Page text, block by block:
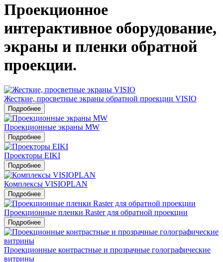
Проекционное
интерактивное оборудование,
экраны и пленки обратной
проекции.
Жесткие, просветные экраны обратной проекции VISIO
Подробнее
Проекционные экраны MW
Подробнее
Проекторы EIKI
Подробнее
Комплексы VISIOPLAN
Подробнее
Проекционные пленки Raster для обратной проекции
Подробнее
Проекционные контрастные и прозрачные голографические
витрины